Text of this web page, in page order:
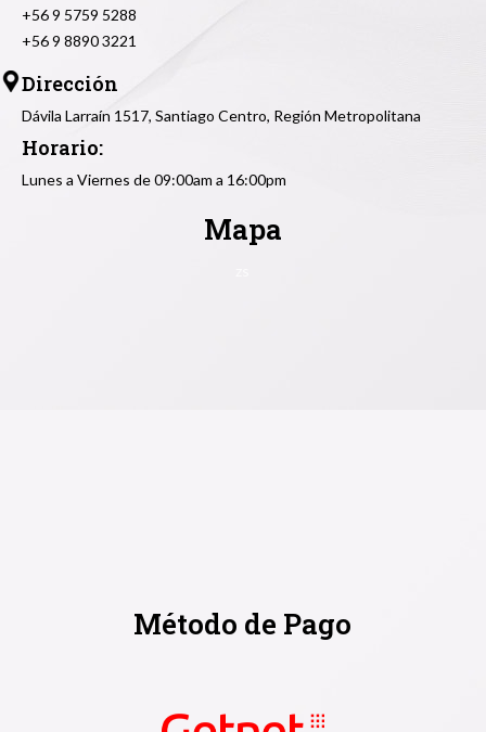
+56 9 5759 5288
+56 9 8890 3221
Dirección
Dávila Larraín 1517, Santiago Centro, Región Metropolitana
Horario:
Lunes a Viernes de 09:00am a 16:00pm
Mapa
Método de Pago